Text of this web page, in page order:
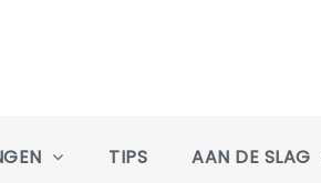
TIPS AAN DE SLAG